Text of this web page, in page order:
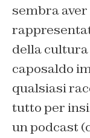
sembra
della
caposaldo
qualsiasi
tutto per
un podcast